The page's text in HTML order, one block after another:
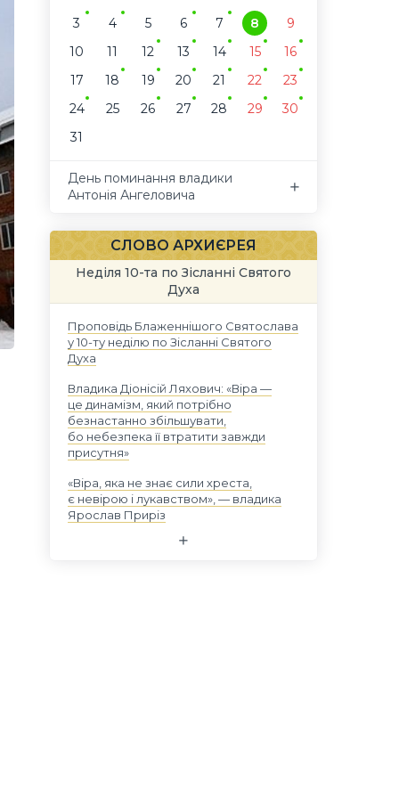
3
4 5 6 7 8
9
10
11 12 13 14 15
16
17
18 19 20 21 22
23
24
25 26 27 28 29
30
31
День поминання владики
Антонія Ангеловича
СЛОВО АРХИЄРЕЯ
Неділя 10-та по Зісланні Святого
Духа
Проповідь Блаженнішого Святослава
у 10-ту неділю по Зісланні Святого
Духа
Владика Діонісій Ляхович: «Віра —
це динамізм, який потрібно
безнастанно збільшувати,
бо небезпека її втратити завжди
присутня»
«Віра, яка не знає сили хреста,
є невірою і лукавством», — владика
Ярослав Приріз